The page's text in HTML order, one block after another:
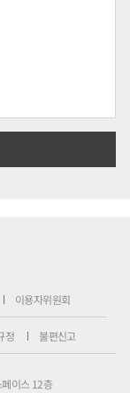
이용자위원회
정 불편신고
이스 12층